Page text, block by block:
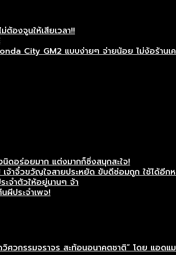
องจูนให้เสียเวลา!!
City GM2 แบบง่ายๆ จ่ายน้อย ไม่ง้อร้านเ
ดอร่อยมาก แต่งมากก็ซิ่งสนุกสะใจ!
จ้าจิ๋วขวัญใจสายประหยัด ขับดีซ่อมถูก ใช้ได้อีก
จำตัวให้อยู่นานๆ จ้า
ผีประจำเพจ!
ศวกรรมจราจร สะท้อนอนาคตชาติ” โดย แอดแ